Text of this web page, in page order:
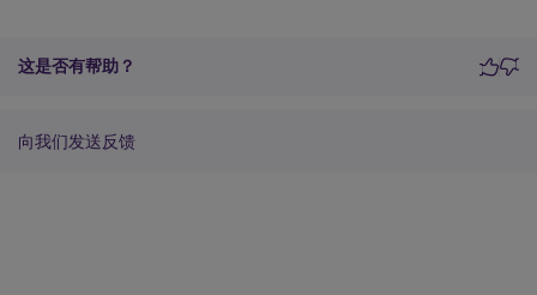
这是否有帮助？
向我们发送反馈